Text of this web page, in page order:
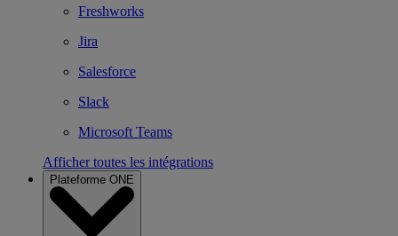
Freshworks
Jira
Salesforce
Slack
Microsoft Teams
Afficher toutes les intégrations
Plateforme ONE